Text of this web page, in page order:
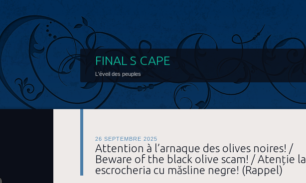
FINAL S CAPE
L'éveil des peuples
26 SEPTEMBRE 2025
Attention à l’arnaque des olives noires! /
Beware of the black olive scam! / Atenție la
escrocheria cu măsline negre! (Rappel)